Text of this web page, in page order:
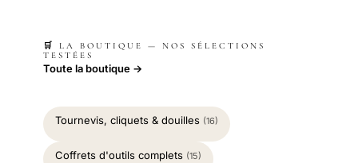
🛒 LA BOUTIQUE — NOS SÉLECTIONS
TESTÉES
Toute la boutique →
Tournevis, cliquets & douilles (16)
Coffrets d'outils complets (15)